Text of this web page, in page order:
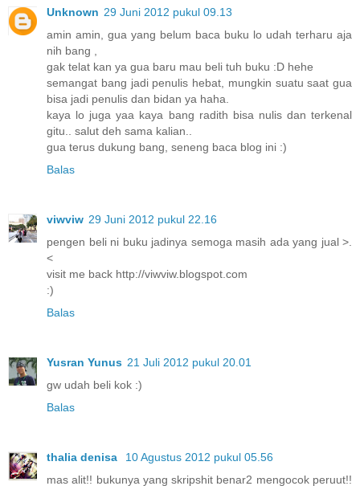
Unknown 29 Juni 2012 pukul 09.13
amin amin, gua yang belum baca buku lo udah terharu aja
nih bang ,
gak telat kan ya gua baru mau beli tuh buku :D hehe
semangat bang jadi penulis hebat, mungkin suatu saat gua
bisa jadi penulis dan bidan ya haha.
kaya lo juga yaa kaya bang radith bisa nulis dan terkenal
gitu.. salut deh sama kalian..
gua terus dukung bang, seneng baca blog ini :)
Balas
viwviw 29 Juni 2012 pukul 22.16
pengen beli ni buku jadinya semoga masih ada yang jual >.
<
visit me back http://viwviw.blogspot.com
:)
Balas
Yusran Yunus 21 Juli 2012 pukul 20.01
gw udah beli kok :)
Balas
thalia denisa
10 Agustus 2012 pukul 05.56
mas alit!! bukunya yang skripshit benar2 mengocok peruut!!